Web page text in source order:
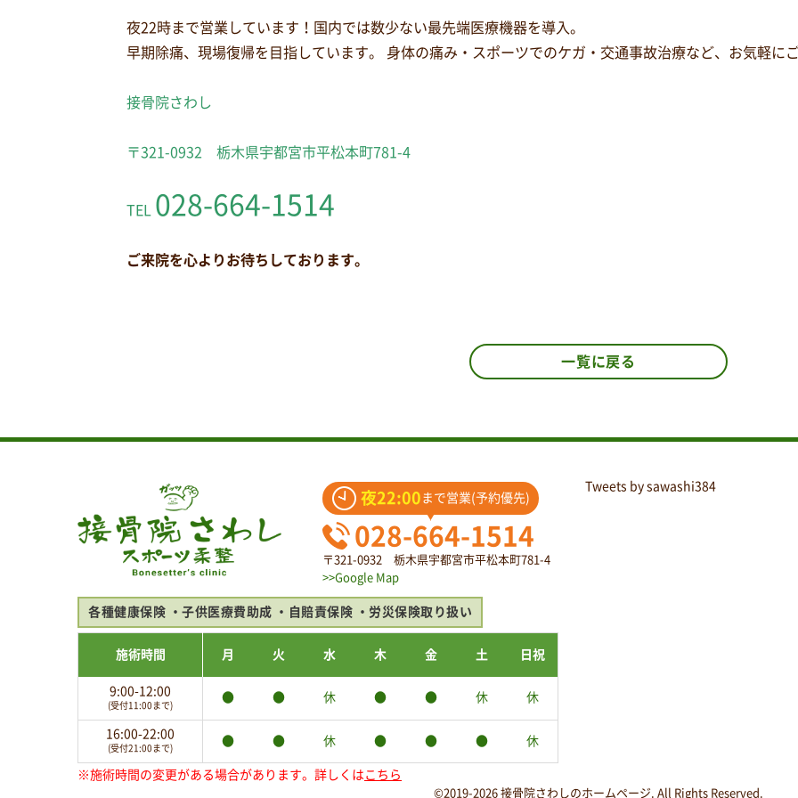
夜22時まで営業しています！国内では数少ない最先端医療機器を導入。
早期除痛、現場復帰を目指しています。 身体の痛み・スポーツでのケガ・交通事故治療など、お気軽に
接骨院さわし
〒321-0932 栃木県宇都宮市平松本町781-4
TEL 028-664-1514
ご来院を心よりお待ちしております。
一覧に戻る
夜22:00 まで営業(予約優先)
028-664-1514
〒321-0932 栃木県宇都宮市平松本町781-4
>>Google Map
各種健康保険 子供医療費助成 自賠責保険 労災保険取り扱い
施術時間 月 火 水 木 金 土 日祝
9:00-12:00
(受付11:00まで)
● ● 休 ● ● 休 休
16:00-22:00
(受付21:00まで)
● ● 休 ● ● ● 休
※施術時間の変更がある場合があります。詳しくは こちら
Tweets by sawashi384
©2019-2026 接骨院さわしのホームページ. All Rights Reserved.